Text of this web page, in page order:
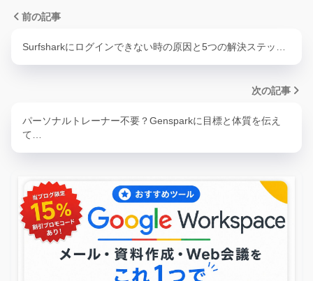
前の記事
Surfsharkにログインできない時の原因と5つの解決ステッ…
次の記事
パーソナルトレーナー不要？Gensparkに目標と体質を伝え
て…